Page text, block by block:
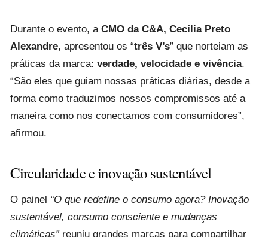
Durante o evento, a CMO da C&A, Cecília Preto
Alexandre, apresentou os “três V’s” que norteiam as
práticas da marca: verdade, velocidade e vivência.
“São eles que guiam nossas práticas diárias, desde a
forma como traduzimos nossos compromissos até a
maneira como nos conectamos com consumidores”,
afirmou.
Circularidade e inovação sustentável
O painel “O que redefine o consumo agora? Inovação
sustentável, consumo consciente e mudanças
climáticas”reuniu grandes marcas para compartilhar